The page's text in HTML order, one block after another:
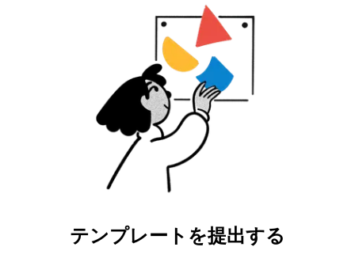
テンプレートを提出する